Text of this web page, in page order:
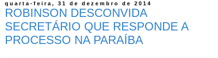
quarta-feira, 31 de dezembro de 2014
ROBINSON DESCONVIDA
SECRETÁRIO QUE RESPONDE A
PROCESSO NA PARAÍBA